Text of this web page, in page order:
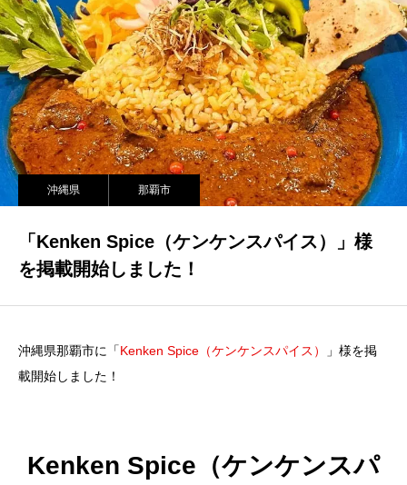
沖縄県 那覇市
「Kenken Spice（ケンケンスパイス）」様
を掲載開始しました！
沖縄県那覇市に「Kenken Spice（ケンケンスパイス）
」様を掲
載開始しました！
Kenken Spice（ケンケンスパ